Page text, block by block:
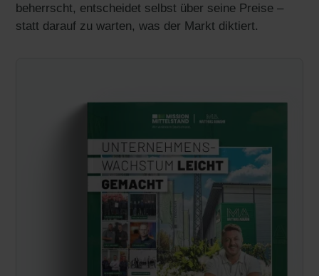
beherrscht, entscheidet selbst über seine Preise –
statt darauf zu warten, was der Markt diktiert.